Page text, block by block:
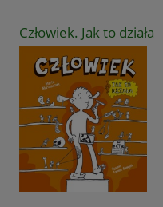
Człowiek. Jak to działa